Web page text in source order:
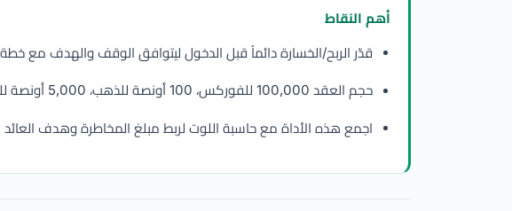
أهم النقاط
قدّر الربح/الخسارة دائماً قبل الدخول ليتوافق الوقف والهدف مع
حجم العقد 100,000 للفوركس، 100 أونصة للذهب، 5,000 أونصة للفضة.
اجمع هذه الأداة مع حاسبة اللوت لربط مبلغ المخاطرة وهدف العائد